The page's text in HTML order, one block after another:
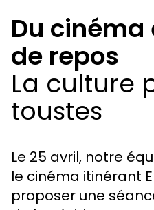
Du
de repos
La culture
toustes
Le 25 avril, notre
le cinéma itinérant
proposer une